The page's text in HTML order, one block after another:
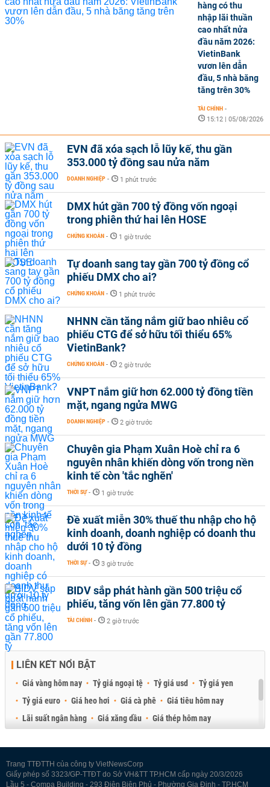
hàng có thu
nhập lãi thuần
cao nhất nửa
đầu năm 2026:
VietinBank
vươn lên dẫn
đầu, 5 nhà băng
tăng trên 30%
TÀI CHÍNH -
15:12 | 05/08/2026
EVN đã xóa sạch lỗ lũy kế, thu gần
353.000 tỷ đồng sau nửa năm
DOANH NGHIỆP - 1 phút trước
DMX hút gần 700 tỷ đồng vốn ngoại
trong phiên thứ hai lên HOSE
CHỨNG KHOÁN - 1 giờ trước
Tự doanh sang tay gần 700 tỷ đồng cổ
phiếu DMX cho ai?
CHỨNG KHOÁN - 1 phút trước
NHNN cần tăng nắm giữ bao nhiêu cổ
phiếu CTG để sở hữu tối thiểu 65%
VietinBank?
CHỨNG KHOÁN - 2 giờ trước
VNPT nắm giữ hơn 62.000 tỷ đồng tiền
mặt, ngang ngửa MWG
DOANH NGHIỆP - 2 giờ trước
Chuyên gia Phạm Xuân Hoè chỉ ra 6
nguyên nhân khiến dòng vốn trong nền
kinh tế còn 'tắc nghẽn'
THỜI SỰ - 1 giờ trước
Đề xuất miễn 30% thuế thu nhập cho hộ
kinh doanh, doanh nghiệp có doanh thu
dưới 10 tỷ đồng
THỜI SỰ - 3 giờ trước
BIDV sắp phát hành gần 500 triệu cổ
phiếu, tăng vốn lên gần 77.800 tỷ
TÀI CHÍNH - 2 giờ trước
LIÊN KẾT NỔI BẬT
Giá vàng hôm nay Tỷ giá ngoại tệ Tỷ giá usd
Tỷ giá yen
Tỷ giá euro
Giá heo hơi Giá cà phê
Giá tiêu hôm nay
Lãi suất ngân hàng
Giá xăng dầu
Giá thép hôm nay
Trang TTĐTTH của công ty VietNewsCorp
Giấy phép số 3323/GP-TTĐT do Sở VH&TT TP.HCM cấp ngày 20/3/2026
Lầu 5 - Compa Building - 293 Điện Biên Phủ - Phường Gia Định - TP.HCM